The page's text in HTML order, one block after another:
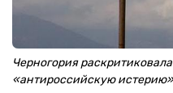
Черногория
«антироссийскую истерию»